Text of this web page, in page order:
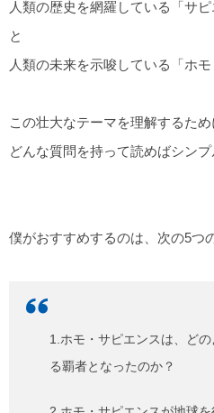
人類の歴史を網羅している「サピ
と
人類の未来を示唆している「ホモ
この壮大なテーマを理解するため
どんな質問を持って読めばシン
僕がおすすめするのは、次の5つ
1.ホモ・サピエンスは、ど
る覇者となったのか？